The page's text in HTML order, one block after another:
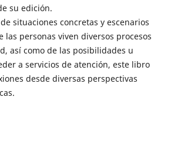
su edición.
situaciones concretas y escenarios
las personas viven diversos procesos
así como de las posibilidades u
a servicios de atención, este libro
desde diversas perspectivas